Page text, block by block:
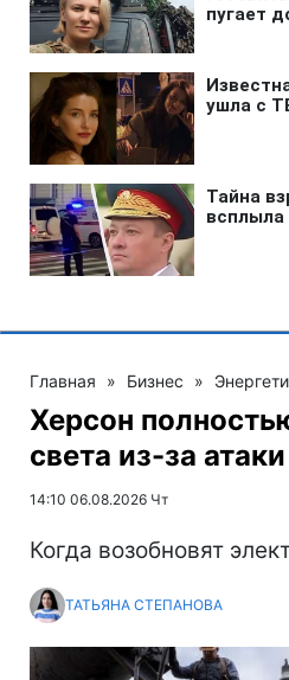
Главная » Бизнес »
Херсон
света из-за
14:10 06.08.2026 Чт
Когда возобновят
ТАТЬЯНА СТЕПАНОВА